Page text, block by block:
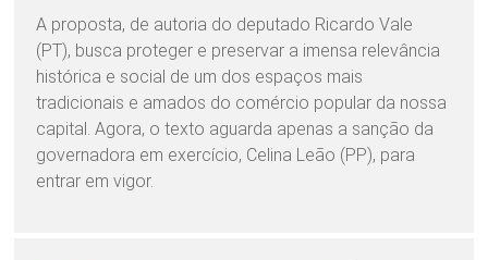
A proposta, de autoria do deputado Ricardo Vale
(PT), busca proteger e preservar a imensa relevância
histórica e social de um dos espaços mais
tradicionais e amados do comércio popular da nossa
capital. Agora, o texto aguarda apenas a sanção da
governadora em exercício, Celina Leão (PP), para
entrar em vigor.